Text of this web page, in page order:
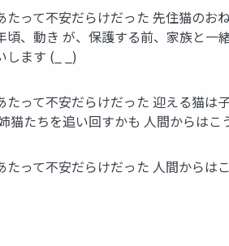
たって不安だらけだった 先住猫のお
頃、動き が、保護する前、家族と一
します (_ _)
たって不安だらけだった 迎える猫は
猫たちを追い回すかも 人間からはこ
たって不安だらけだった 人間からは